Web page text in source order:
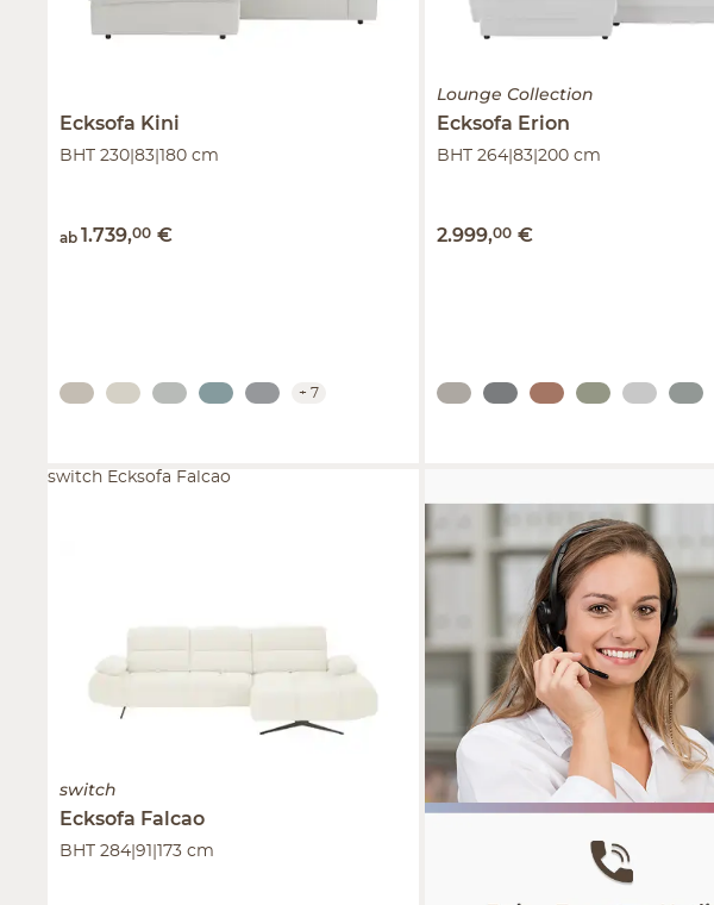
Ecksofa Kini
BHT 230|83|180 cm
ab 1.739,00 €
+7
Lounge Collection
Ecksofa Erion
BHT 264|83|200 cm
2.999,00 €
switch
Ecksofa Falcao
BHT 284|91|173 cm
switch Ecksofa Falcao